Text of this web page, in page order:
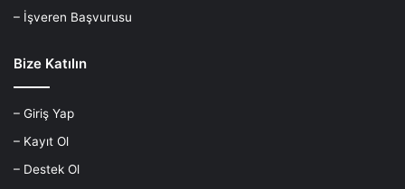
– İşveren Başvurusu
Bize Katılın
– Giriş Yap
– Kayıt Ol
– Destek Ol